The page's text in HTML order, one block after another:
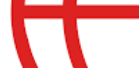
APP MÓVIL
TRANSPARENCIA